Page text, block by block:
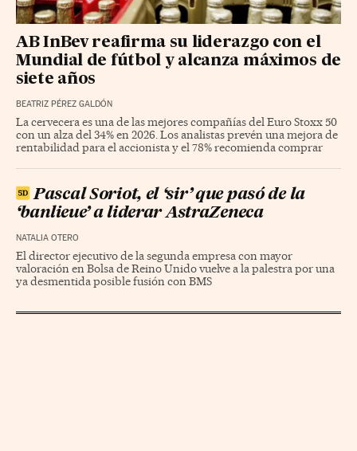
AB InBev reafirma su liderazgo con el
Mundial de fútbol y alcanza máximos de
siete años
BEATRIZ PÉREZ GALDÓN
La cervecera es una de las mejores compañías del Euro Stoxx 50
con un alza del 34% en 2026. Los analistas prevén una mejora de
rentabilidad para el accionista y el 78% recomienda comprar
Pascal Soriot, el ‘sir’ que pasó de la
‘banlieue’ a liderar AstraZeneca
NATALIA OTERO
El director ejecutivo de la segunda empresa con mayor
valoración en Bolsa de Reino Unido vuelve a la palestra por una
ya desmentida posible fusión con BMS